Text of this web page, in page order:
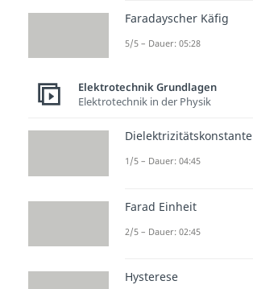
Faradayscher Käfig
5/5 – Dauer: 05:28
Elektrotechnik Grundlagen
Elektrotechnik in der Physik
Dielektrizitätskonstante
1/5 – Dauer: 04:45
Farad Einheit
2/5 – Dauer: 02:45
Hysterese